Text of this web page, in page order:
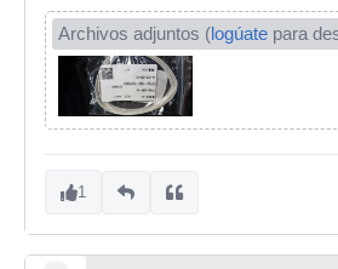
Archivos adjuntos (logúate para
1